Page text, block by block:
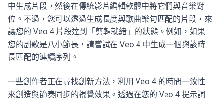
中生成片段，然後在傳統影片編輯軟體中將它們與音樂對
位。不過，您可以透過生成長度與歌曲樂句匹配的片段，來
讓您的 Veo 4 片段達到「剪輯就緒」的狀態。例如，如果
您的副歌是八小節長，請嘗試在 Veo 4 中生成一個與該時
長匹配的連續序列。
一些創作者正在尋找創新方法，利用 Veo 4 的時間一致性
來創造與節奏同步的視覺效果。透過在您的 Veo 4 提示詞